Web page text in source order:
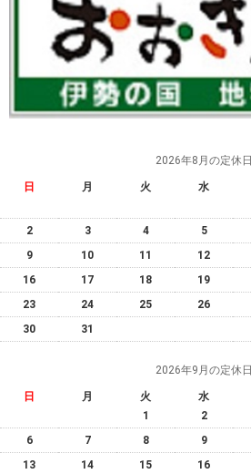
2026年8月の定休日
日 月 火 水
2
3 4 5
9
10 11 12
16
17 18 19
23
24 25 26
30
31
2026年9月の定休日
日 月 火 水
1
2
6
7 8 9
13
14 15 16